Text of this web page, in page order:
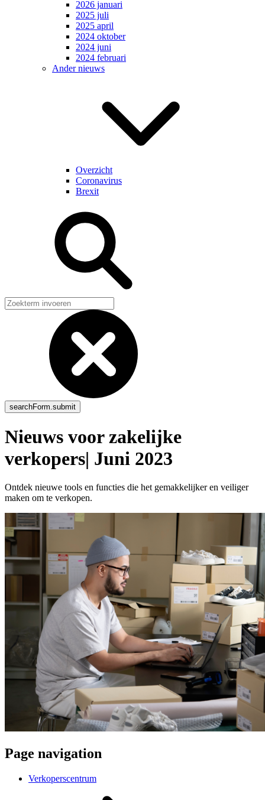
2026 januari
2025 juli
2025 april
2024 oktober
2024 juni
2024 februari
Ander nieuws
Overzicht
Coronavirus
Brexit
Nieuws voor zakelijke
verkopers| Juni 2023
Ontdek nieuwe tools en functies die het gemakkelijker en veiliger
maken om te verkopen.
Page navigation
Verkoperscentrum